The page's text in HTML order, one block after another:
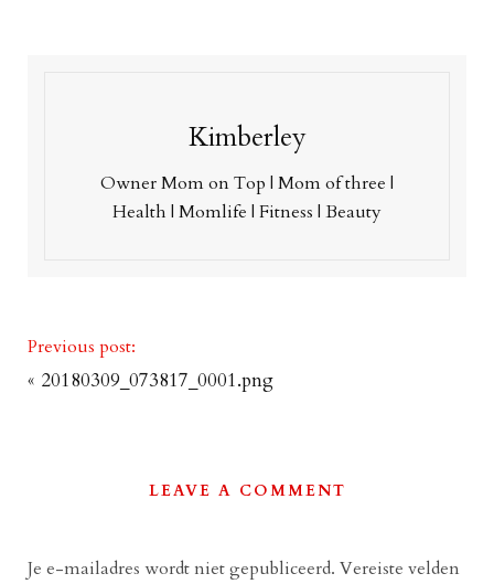
Kimberley
Owner Mom on Top | Mom of three |
Health | Momlife | Fitness | Beauty
Previous post:
« 20180309_073817_0001.png
LEAVE A COMMENT
Je e-mailadres wordt niet gepubliceerd. Vereiste velden